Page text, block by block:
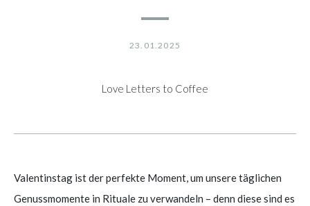
23.01.2025
Love Letters to Coffee
Valentinstag ist der perfekte Moment, um unsere täglichen
Genussmomente in Rituale zu verwandeln – denn diese sind es